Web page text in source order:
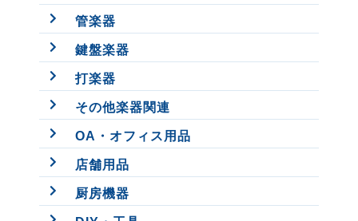
管楽器
鍵盤楽器
打楽器
その他楽器関連
OA・オフィス用品
店舗用品
厨房機器